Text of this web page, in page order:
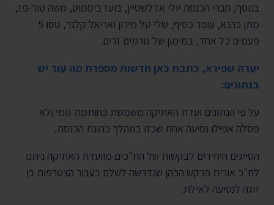
בנוסף, חברי הכנסת יולי אדלשטיין, בועז ביסמוט, משה טור-פז,
מתן כהנא, עופר כסיף, שלי טל מירון ואריאל קלנר, טסו 5
פעמים כל אחד, במימון של גורמים זרים.
יערה שפירא, כתבת כאן חדשות מספרת מה עוד יש
בנתונים:
על פי הנתונים ועדת האתיקה משמשת כחותמת גומי ולא
פסלה אפילו נסיעה אחת שכזו במהלך כהונת הכנסת.
הסייגים היחידים לבקשות של הח"כים מוועדת האתיקה ניתנו
לח"כ אורית פרקש הכהן שנדרשה לשלם בעבור הצטרפות בן
זוגה לנסיעה לאילת.